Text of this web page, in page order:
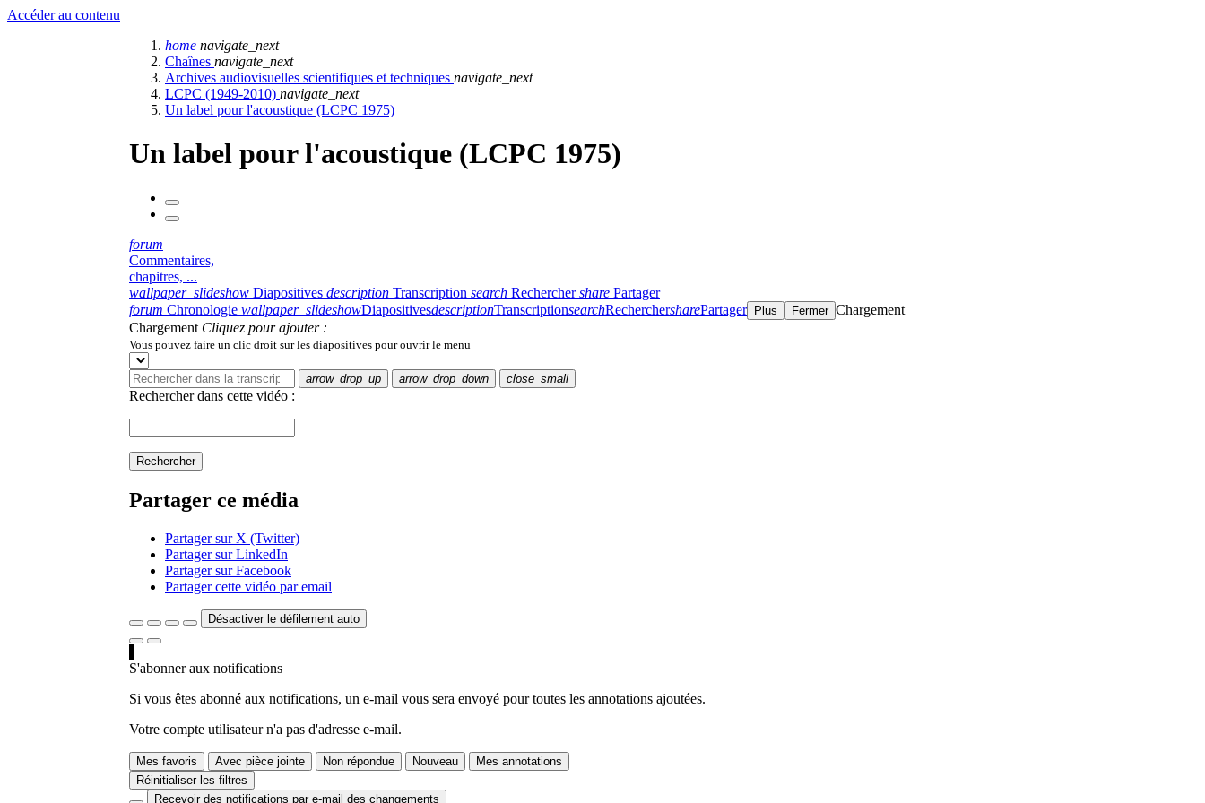
Accéder au contenu
home navigate_next
Chaînes navigate_next
Archives audiovisuelles scientifiques et techniques navigate_next
LCPC (1949-2010) navigate_next
Un label pour l'acoustique (LCPC 1975)
Un label pour l'acoustique (LCPC 1975)
forum
Commentaires,
chapitres, ...
wallpaper_slideshow Diapositives description Transcription search Rechercher share Partager
forum Chronologie wallpaper_slideshowDiapositivesdescriptionTranscriptionsearchRecherchersharePartager Plus Fermer Chargement
Chargement Cliquez pour ajouter :
Vous pouvez faire un clic droit sur les diapositives pour ouvrir le menu
arrow_drop_up arrow_drop_down close_small
Rechercher dans cette vidéo :
Rechercher
Partager ce média
Partager sur X (Twitter)
Partager sur LinkedIn
Partager sur Facebook
Partager cette vidéo par email
Désactiver le défilement auto
S'abonner aux notifications
Si vous êtes abonné aux notifications, un e-mail vous sera envoyé pour toutes les annotations ajoutées.
Votre compte utilisateur n'a pas d'adresse e-mail.
Mes favoris Avec pièce jointe Non répondue Nouveau
Mes annotations
Réinitialiser les filtres
Recevoir des notifications par e-mail des changements